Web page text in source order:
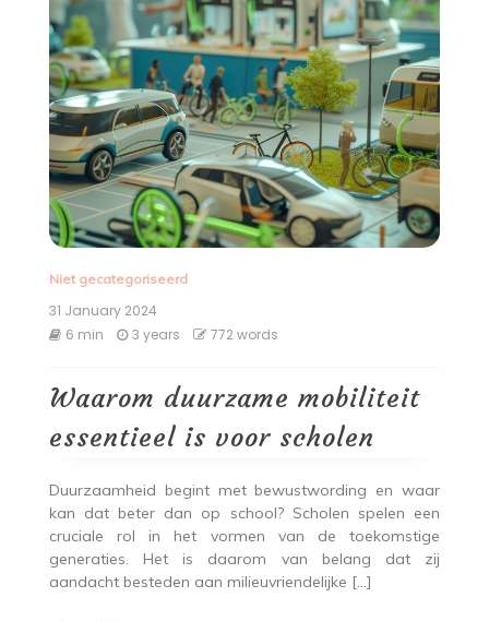
Niet gecategoriseerd
31 January 2024
6 min
3 years 772 words
Waarom duurzame mobiliteit
essentieel is voor scholen
Duurzaamheid begint met bewustwording en waar
kan dat beter dan op school? Scholen spelen een
cruciale rol in het vormen van de toekomstige
generaties. Het is daarom van belang dat zij
aandacht besteden aan milieuvriendelijke […]